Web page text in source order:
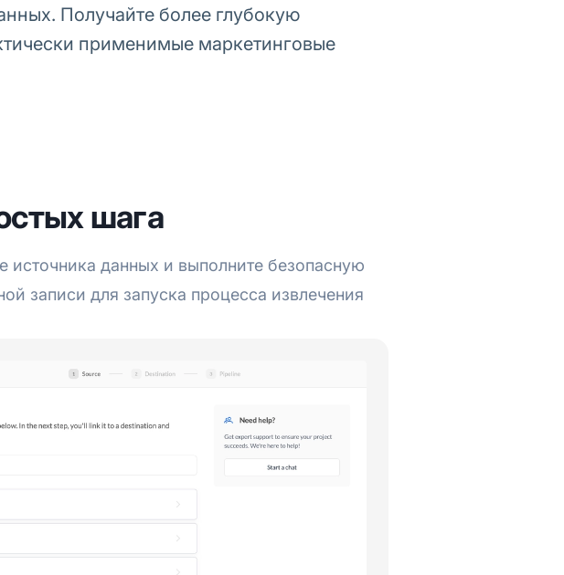
Получайте более глубокую
применимые маркетинговые
шага
источника данных и выполните безопасную
записи для запуска процесса извлечения